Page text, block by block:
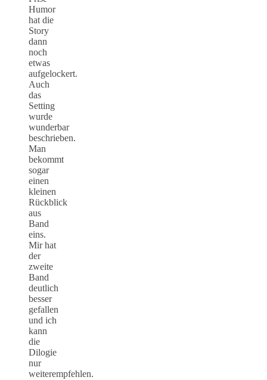
Humor
hat die
Story
dann
noch
etwas
aufgelockert.
Auch
das
Setting
wurde
wunderbar
beschrieben.
Man
bekommt
sogar
einen
kleinen
Rückblick
aus
Band
eins.
Mir hat
der
zweite
Band
deutlich
besser
gefallen
und ich
kann
die
Dilogie
nur
weiterempfehlen.